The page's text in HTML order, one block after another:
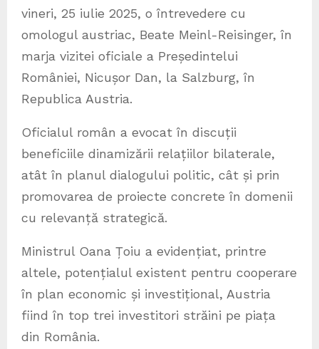
vineri, 25 iulie 2025, o întrevedere cu
omologul austriac, Beate Meinl-Reisinger, în
marja vizitei oficiale a Președintelui
României, Nicușor Dan, la Salzburg, în
Republica Austria.
Oficialul român a evocat în discuții
beneficiile dinamizării relațiilor bilaterale,
atât în planul dialogului politic, cât și prin
promovarea de proiecte concrete în domenii
cu relevanță strategică.
Ministrul Oana Țoiu a evidențiat, printre
altele, potențialul existent pentru cooperare
în plan economic și investițional, Austria
fiind în top trei investitori străini pe piața
din România.